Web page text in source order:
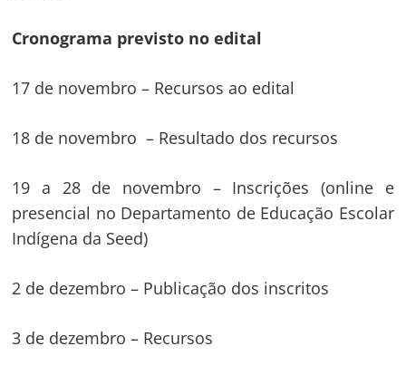
Cronograma previsto no edital
17 de novembro – Recursos ao edital
18 de novembro – Resultado dos recursos
19 a 28 de novembro – Inscrições (online e
presencial no Departamento de Educação Escolar
Indígena da Seed)
2 de dezembro – Publicação dos inscritos
3 de dezembro – Recursos